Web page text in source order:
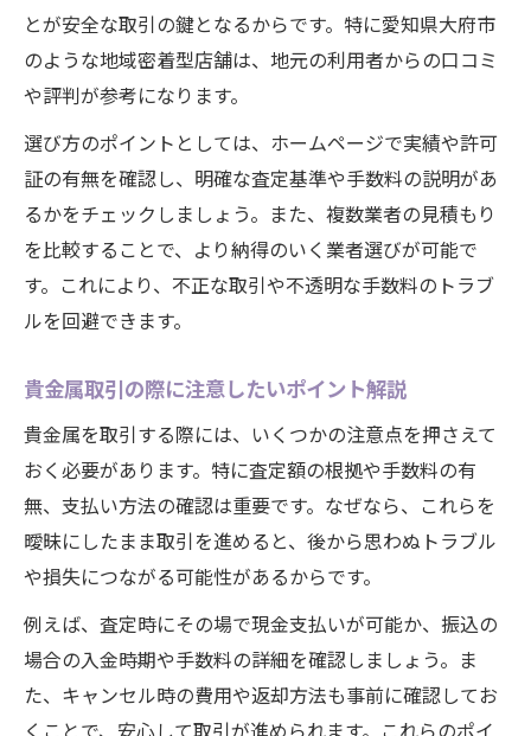
貴金属ジュエリーを価値ある資産に変える
コツ
とが安全な取引の鍵となるからです。特に愛知県大府市
のような地域密着型店舗は、地元の利用者からの口コミ
や評判が参考になります。
選び方のポイントとしては、ホームページで実績や許可
証の有無を確認し、明確な査定基準や手数料の説明があ
るかをチェックしましょう。また、複数業者の見積もり
を比較することで、より納得のいく業者選びが可能で
す。これにより、不正な取引や不透明な手数料のトラブ
ルを回避できます。
貴金属取引の際に注意したいポイント解説
貴金属を取引する際には、いくつかの注意点を押さえて
おく必要があります。特に査定額の根拠や手数料の有
無、支払い方法の確認は重要です。なぜなら、これらを
曖昧にしたまま取引を進めると、後から思わぬトラブル
や損失につながる可能性があるからです。
例えば、査定時にその場で現金支払いが可能か、振込の
場合の入金時期や手数料の詳細を確認しましょう。ま
た、キャンセル時の費用や返却方法も事前に確認してお
くことで、安心して取引が進められます。これらのポイ